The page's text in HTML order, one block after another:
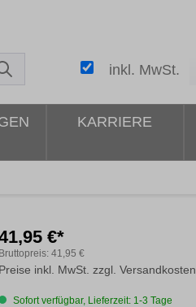
inkl. MwSt.
KARRIERE
€*
Bruttopreis: 41,95 €
Preise inkl. MwSt. zzgl. Versandkosten
Sofort verfügbar, Lieferzeit: 1-3 Tage